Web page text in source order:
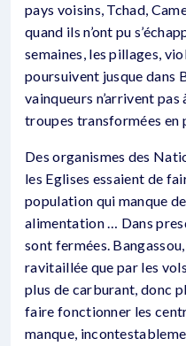
pays voisins, Tchad,
quand ils n’ont pu
semaines, les pillages,
poursuivent jusque dans
vainqueurs n’arrivent
troupes transformées en
Des organismes des
les Eglises essaient de
population qui manque
alimentation … Dans
sont fermées. Bangassou,
ravitaillée que par les
plus de carburant, donc
faire fonctionner les
manque,